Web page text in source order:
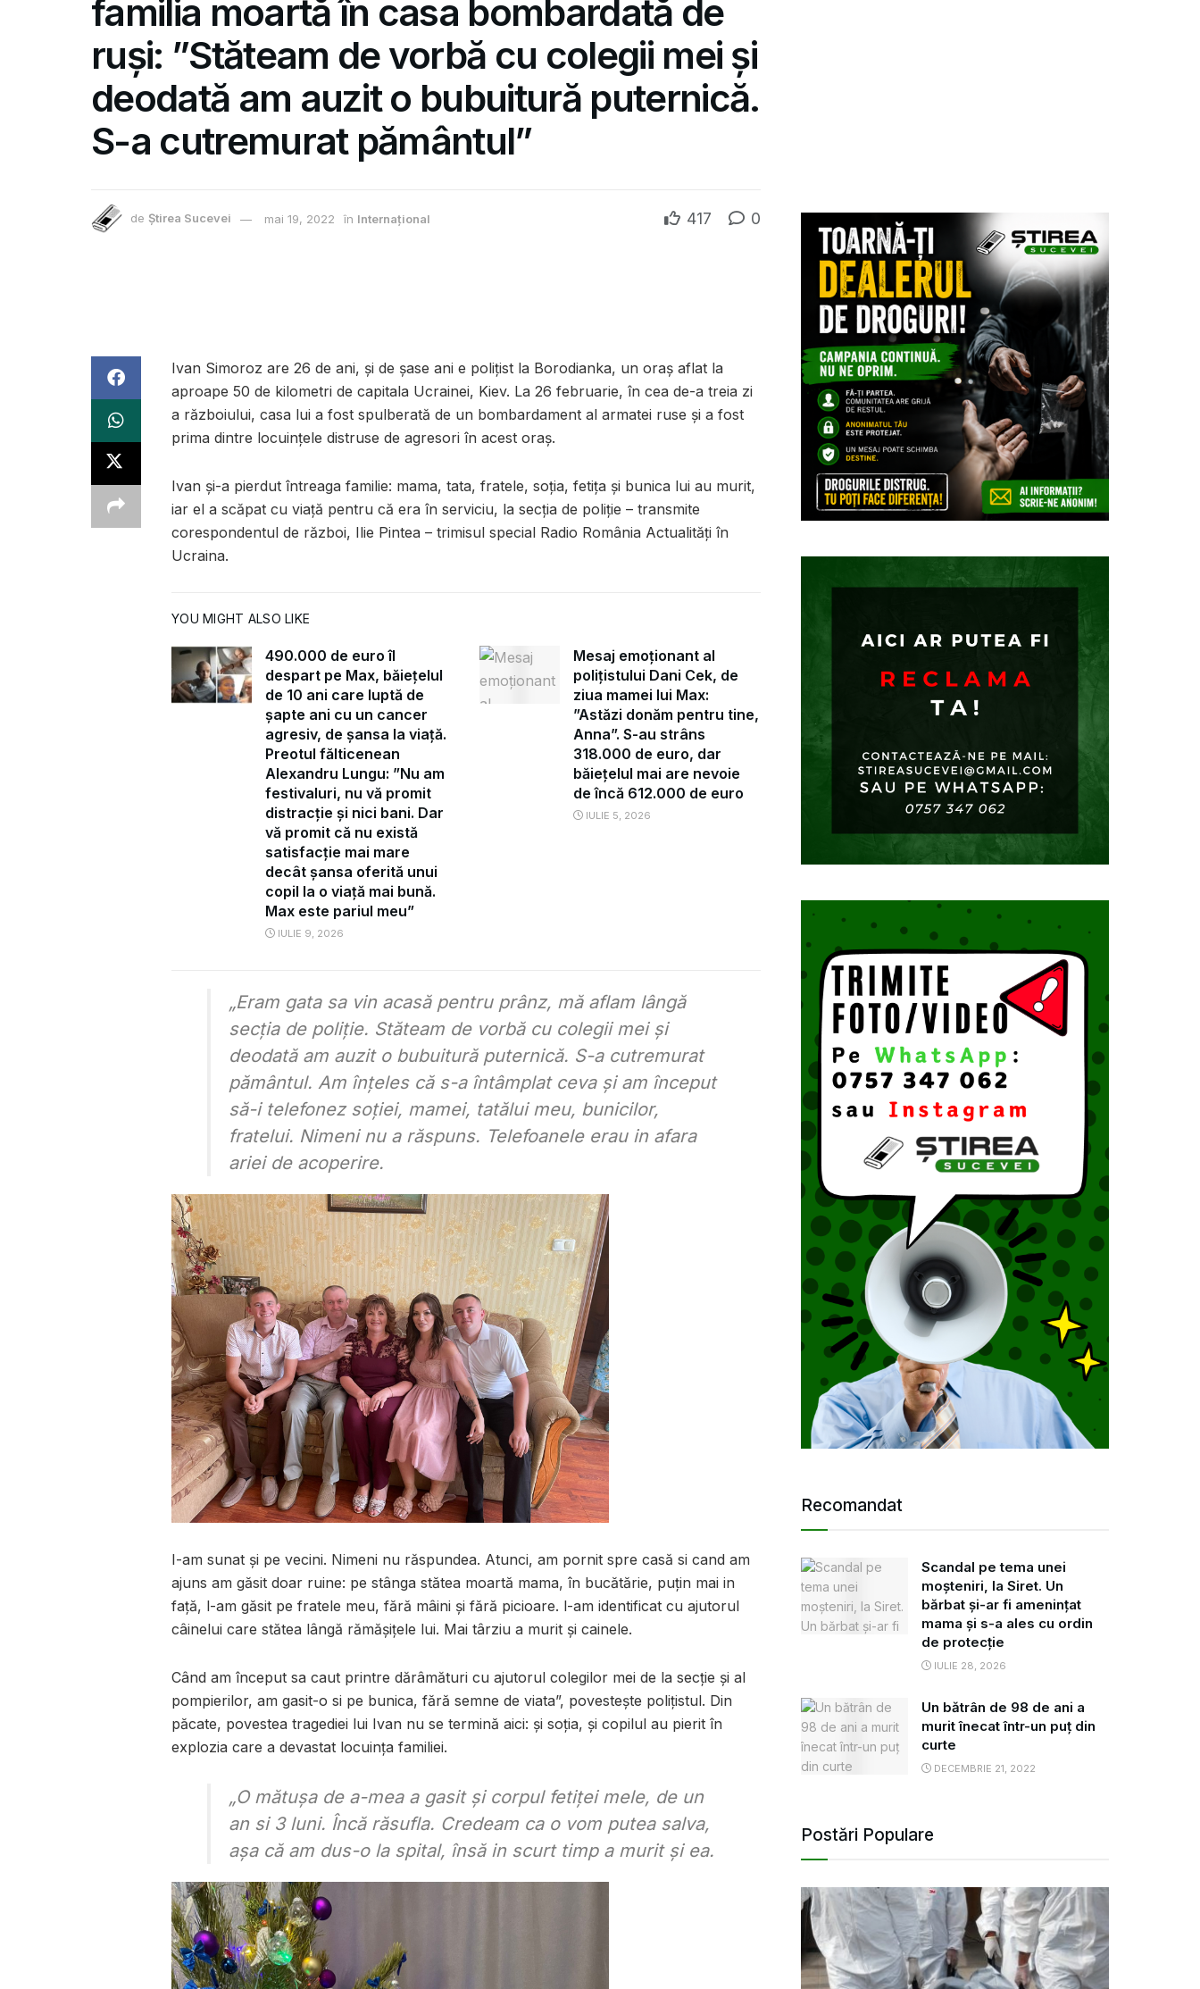
familia moartă în casa bombardată de
ruși: ”Stăteam de vorbă cu colegii mei și
deodată am auzit o bubuitură puternică.
S-a cutremurat pământul”
de Știrea Sucevei mai 19, 2022 în Internațional 417 0
Ivan Simoroz are 26 de ani, și de șase ani e polițist la Borodianka, un oraș aflat la
aproape 50 de kilometri de capitala Ucrainei, Kiev. La 26 februarie, în cea de-a treia zi
a războiului, casa lui a fost spulberată de un bombardament al armatei ruse și a fost
prima dintre locuințele distruse de agresori în acest oraș.
Ivan și-a pierdut întreaga familie: mama, tata, fratele, soția, fetița și bunica lui au murit,
iar el a scăpat cu viață pentru că era în serviciu, la secția de poliție – transmite
corespondentul de război, Ilie Pintea – trimisul special Radio România Actualități în
Ucraina.
YOU MIGHT ALSO LIKE
490.000 de euro îl
despart pe Max, băiețelul
de 10 ani care luptă de
șapte ani cu un cancer
agresiv, de șansa la viață.
Preotul fălticenean
Alexandru Lungu: ”Nu am
festivaluri, nu vă promit
distracție și nici bani. Dar
vă promit că nu există
satisfacție mai mare
decât șansa oferită unui
copil la o viață mai bună.
Max este pariul meu”
IULIE 9, 2026
Mesaj emoționant al
polițistului Dani Cek, de
ziua mamei lui Max:
”Astăzi donăm pentru tine,
Anna”. S-au strâns
318.000 de euro, dar
băiețelul mai are nevoie
de încă 612.000 de euro
IULIE 5, 2026
„Eram gata sa vin acasă pentru prânz, mă aflam lângă
secția de poliție. Stăteam de vorbă cu colegii mei și
deodată am auzit o bubuitură puternică. S-a cutremurat
pământul. Am înțeles că s-a întâmplat ceva și am început
să-i telefonez soției, mamei, tatălui meu, bunicilor,
fratelui. Nimeni nu a răspuns. Telefoanele erau in afara
ariei de acoperire.
I-am sunat și pe vecini. Nimeni nu răspundea. Atunci, am pornit spre casă si cand am
ajuns am găsit doar ruine: pe stânga stătea moartă mama, în bucătărie, puțin mai in
față, l-am găsit pe fratele meu, fără mâini și fără picioare. l-am identificat cu ajutorul
câinelui care stătea lângă rămășițele lui. Mai târziu a murit și cainele.
Când am început sa caut printre dărâmături cu ajutorul colegilor mei de la secție și al
pompierilor, am gasit-o si pe bunica, fără semne de viata”, povestește polițistul. Din
păcate, povestea tragediei lui Ivan nu se termină aici: și soția, și copilul au pierit în
explozia care a devastat locuința familiei.
„O mătușa de a-mea a gasit și corpul fetiței mele, de un
an si 3 luni. Încă răsufla. Credeam ca o vom putea salva,
așa că am dus-o la spital, însă in scurt timp a murit și ea.
Recomandat
Scandal pe tema unei
moșteniri, la Siret. Un
bărbat și-ar fi amenințat
mama și s-a ales cu ordin
de protecție
IULIE 28, 2026
Un bătrân de 98 de ani a
murit înecat într-un puț din
curte
DECEMBRIE 21, 2022
Postări Populare